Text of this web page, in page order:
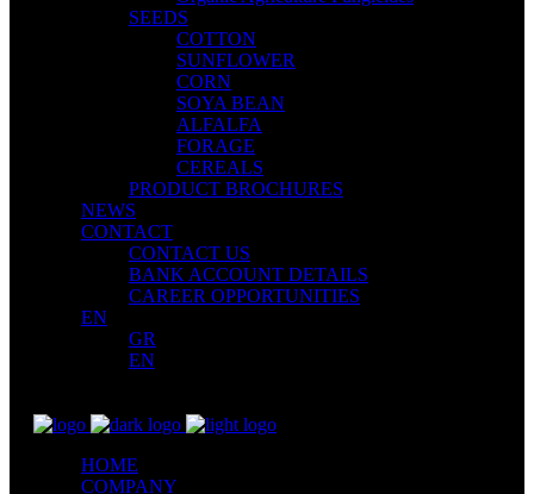
SEEDS
COTTON
SUNFLOWER
CORN
SOYA BEAN
ALFALFA
FORAGE
CEREALS
PRODUCT BROCHURES
NEWS
CONTACT
CONTACT US
BANK ACCOUNT DETAILS
CAREER OPPORTUNITIES
EN
GR
EN
HOME
COMPANY